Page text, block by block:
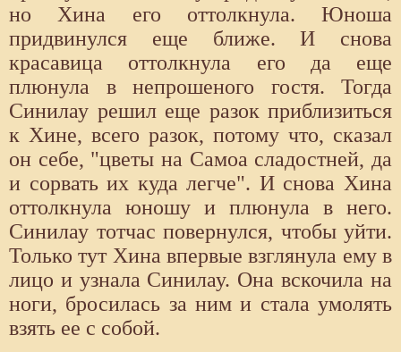
но Хина его оттолкнула. Юноша
придвинулся еще ближе. И снова
красавица оттолкнула его да еще
плюнула в непрошеного гостя. Тогда
Синилау решил еще разок приблизиться
к Хине, всего разок, потому что, сказал
он себе, "цветы на Самоа сладостней, да
и сорвать их куда легче". И снова Хина
оттолкнула юношу и плюнула в него.
Синилау тотчас повернулся, чтобы уйти.
Только тут Хина впервые взглянула ему в
лицо и узнала Синилау. Она вскочила на
ноги, бросилась за ним и стала умолять
взять ее с собой.